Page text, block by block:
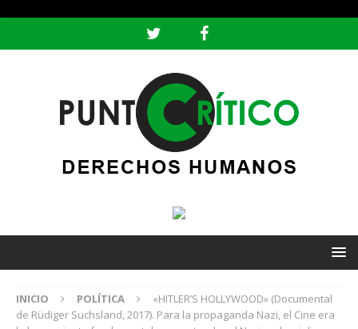
INICIO POLÍTICA
«HITLER’S HOLLYWOOD» (Documental
de Rüdiger Suchsland, 2017). Para la propaganda Nazi, el Cine era